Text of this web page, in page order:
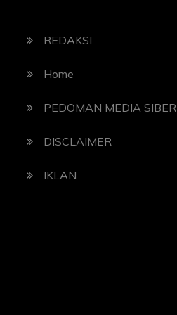
REDAKSI
Home
PEDOMAN MEDIA SIBER
DISCLAIMER
IKLAN